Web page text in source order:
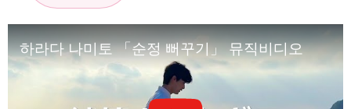
하라다 나미토 「순정 뻐꾸기」 뮤직비디오